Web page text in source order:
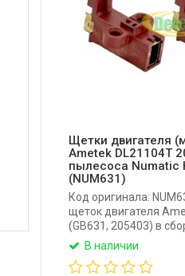
Щетки двигателя
Ametek DL21104T
пылесоса Numatic
(NUM631)
Код оригинала:
щеток двигателя
(GB631, 205403) в
для пылесоса
Подходит для
номером,
В наличии